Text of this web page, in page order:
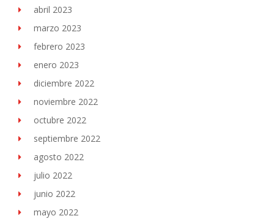
abril 2023
marzo 2023
febrero 2023
enero 2023
diciembre 2022
noviembre 2022
octubre 2022
septiembre 2022
agosto 2022
julio 2022
junio 2022
mayo 2022